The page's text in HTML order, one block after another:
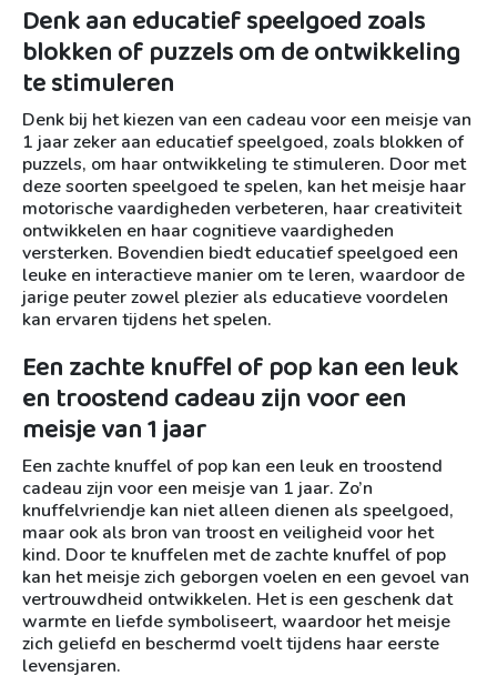
Denk aan educatief speelgoed zoals
blokken of puzzels om de ontwikkeling
te stimuleren
Denk bij het kiezen van een cadeau voor een meisje van
1 jaar zeker aan educatief speelgoed, zoals blokken of
puzzels, om haar ontwikkeling te stimuleren. Door met
deze soorten speelgoed te spelen, kan het meisje haar
motorische vaardigheden verbeteren, haar creativiteit
ontwikkelen en haar cognitieve vaardigheden
versterken. Bovendien biedt educatief speelgoed een
leuke en interactieve manier om te leren, waardoor de
jarige peuter zowel plezier als educatieve voordelen
kan ervaren tijdens het spelen.
Een zachte knuffel of pop kan een leuk
en troostend cadeau zijn voor een
meisje van 1 jaar
Een zachte knuffel of pop kan een leuk en troostend
cadeau zijn voor een meisje van 1 jaar. Zo’n
knuffelvriendje kan niet alleen dienen als speelgoed,
maar ook als bron van troost en veiligheid voor het
kind. Door te knuffelen met de zachte knuffel of pop
kan het meisje zich geborgen voelen en een gevoel van
vertrouwdheid ontwikkelen. Het is een geschenk dat
warmte en liefde symboliseert, waardoor het meisje
zich geliefd en beschermd voelt tijdens haar eerste
levensjaren.